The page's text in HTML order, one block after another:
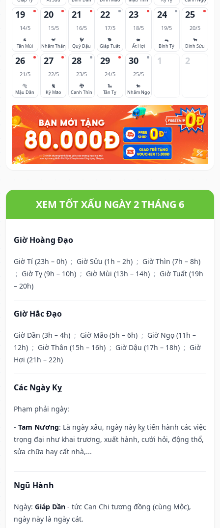
19
14/5
🐐
Tân Mùi
20
15/5
🐒
Nhâm Thân
21
16/5
🐓
Quý Dậu
22
17/5
🐕
Giáp Tuất
23
18/5
🐖
Ất Hợi
24
19/5
🐀
Bính Tý
25
20/5
🐂
Đinh Sửu
26
21/5
🐅
Mậu Dần
27
22/5
🐈
Kỷ Mão
28
23/5
🐉
Canh Thìn
29
24/5
🐍
Tân Tỵ
30
25/5
🐎
Nhâm Ngọ
1 2
XEM TỐT XẤU NGÀY 2 THÁNG 6
Giờ Hoàng Đạo
Giờ Tí (23h – 0h) ; Giờ Sửu (1h – 2h) ; Giờ Thìn (7h – 8h)
; Giờ Tỵ (9h – 10h) ; Giờ Mùi (13h – 14h) ; Giờ Tuất (19h
– 20h)
Giờ Hắc Đạo
Giờ Dần (3h – 4h) ; Giờ Mão (5h – 6h) ; Giờ Ngọ (11h –
12h) ; Giờ Thân (15h – 16h) ; Giờ Dậu (17h – 18h) ; Giờ
Hợi (21h – 22h)
Các Ngày Kỵ
Phạm phải ngày:
- Tam Nương: Là ngày xấu, ngày này kỵ tiến hành các việc
trọng đại như khai trương, xuất hành, cưới hỏi, động thổ,
sửa chữa hay cất nhà,...
Ngũ Hành
Ngày: Giáp Dần - tức Can Chi tương đồng (cùng Mộc),
ngày này là ngày cát.